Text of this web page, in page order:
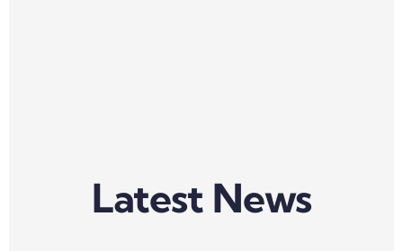
Latest News